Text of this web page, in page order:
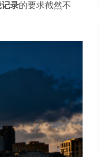
录的要求截然不